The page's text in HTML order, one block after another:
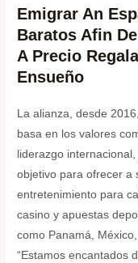
Emigrar An
Baratos Afin
A Precio
Ensueño
La alianza, desde
basa en los valores
liderazgo
objetivo para ofrecer a
entretenimiento para
casino y apuestas
como Panamá,
“Estamos encantados